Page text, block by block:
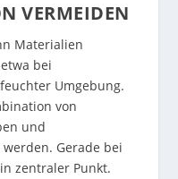
VERMEIDEN
Materialien
bei
Umgebung.
von
und
Gerade bei
zentraler Punkt.